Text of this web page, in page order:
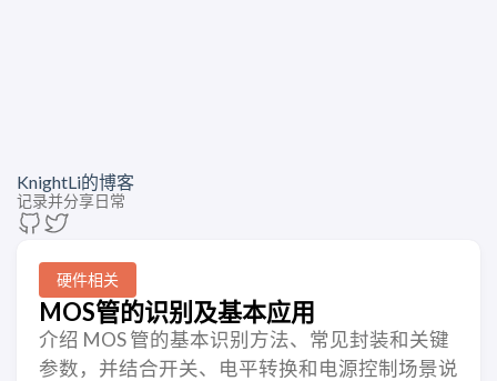
KnightLi的博客
记录并分享日常
硬件相关
MOS管的识别及基本应用
介绍 MOS 管的基本识别方法、常见封装和关键
参数，并结合开关、电平转换和电源控制场景说